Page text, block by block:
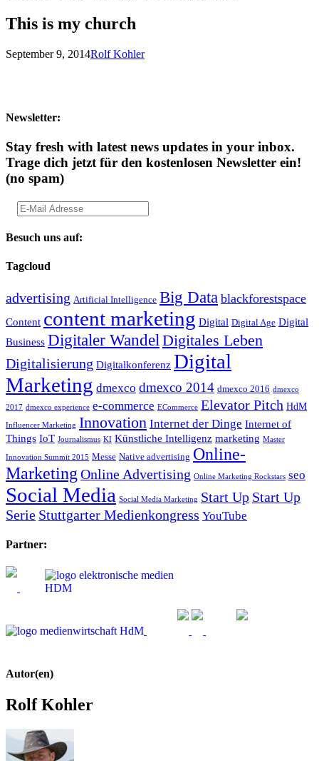
This is my church
September 9, 2014Rolf Kohler
Newsletter:
Stay fresh with latest news updates in your inbox.
Trage dich jetzt für den kostenlosen Newsletter ein!
(no spam)
Besuch uns auf:
Tagcloud
advertising Artificial Intelligence Big Data blackforestspace
Content content marketing Digital Digital Age Digital
Business Digitaler Wandel Digitales Leben
Digitalisierung Digitalkonferenz Digital
Marketing dmexco dmexco 2014 dmexco 2016 dmexco
2017 dmexco experience e-commerce ECommerce Elevator Pitch HdM
Influencer Marketing Innovation Internet der Dinge Internet of
Things IoT Journalismus KI Künstliche Intelligenz marketing Master
Innovation Summit 2015 Messe Native advertising Online-
Marketing Online Advertising Online Marketing Rockstars seo
Social Media Social Media Marketing Start Up Start Up
Serie Stuttgarter Medienkongress YouTube
Partner:
Autor(en)
Rolf Kohler